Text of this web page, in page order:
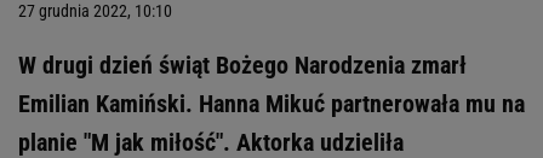
27 grudnia 2022, 10:10
W drugi dzień świąt Bożego Narodzenia zmarł
Emilian Kamiński. Hanna Mikuć partnerowała mu na
planie "M jak miłość". Aktorka udzieliła